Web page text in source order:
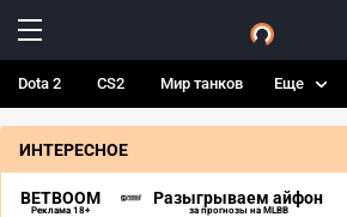
Dota 2 CS2 Мир танков Еще
ИНТЕРЕСНОЕ
BETBOOM
Реклама 18+
Разыгрываем айфон
за прогнозы на MLBB